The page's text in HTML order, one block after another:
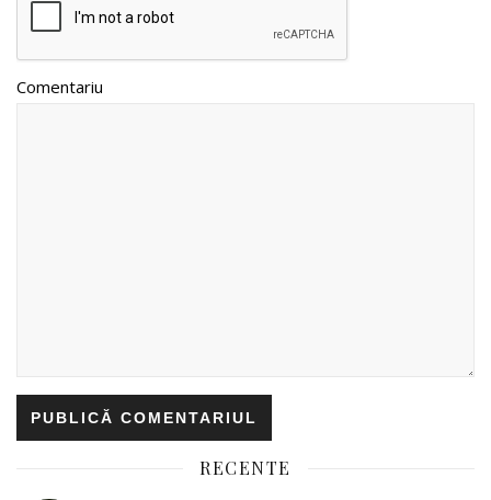
Comentariu
RECENTE